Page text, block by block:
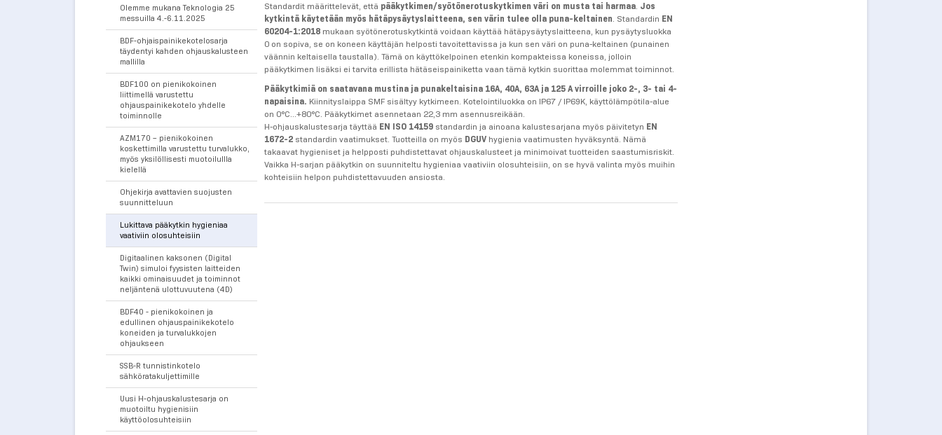
Olemme mukana Teknologia 25
messuilla 4.-6.11.2025
BDF-ohjaispainikekotelosarja
täydentyi kahden ohjauskalusteen
mallilla
BDF100 on pienikokoinen
liittimellä varustettu
ohjauspainikekotelo yhdelle
toiminnolle
AZM170 – pienikokoinen
koskettimilla varustettu turvalukko,
myös yksilöllisesti muotoilullla
kielellä
Ohjekirja avattavien suojusten
suunnitteluun
Lukittava pääkytkin hygieniaa
vaativiin olosuhteisiin
Digitaalinen kaksonen (Digital
Twin) simuloi fyysisten laitteiden
kaikki ominaisuudet ja toiminnot
neljäntenä ulottuvuutena (4D)
BDF40 - pienikokoinen ja
edullinen ohjauspainikekotelo
koneiden ja turvalukkojen
ohjaukseen
SSB-R tunnistinkotelo
sähköratakuljettimille
Uusi H-ohjauskalustesarja on
muotoiltu hygienisiin
käyttöolosuhteisiin
Standardit määrittelevät, että pääkytkimen/syötönerotuskytkimen väri on musta tai harmaa. Jos
kytkintä käytetään myös hätäpysäytyslaitteena, sen värin tulee olla puna-keltainen. Standardin EN
60204-1:2018 mukaan syötönerotuskytkintä voidaan käyttää hätäpysäytyslaitteena, kun pysäytysluokka
0 on sopiva, se on koneen käyttäjän helposti tavoitettavissa ja kun sen väri on puna-keltainen (punainen
väännin keltaisella taustalla). Tämä on käyttökelpoinen etenkin kompakteissa koneissa, jolloin
pääkytkimen lisäksi ei tarvita erillista hätäseispainiketta vaan tämä kytkin suorittaa molemmat toiminnot.
Pääkytkimiä on saatavana mustina ja punakeltaisina 16A, 40A, 63A ja 125 A virroille joko 2-, 3- tai 4-
napaisina. Kiinnityslaippa SMF sisältyy kytkimeen. Kotelointiluokka on IP67 / IP69K, käyttölämpötila-alue
on 0°C...+80°C. Pääkytkimet asennetaan 22,3 mm asennusreikään.
H-ohjauskalustesarja täyttää EN ISO 14159 standardin ja ainoana kalustesarjana myös päivitetyn EN
1672-2 standardin vaatimukset. Tuotteilla on myös DGUV hygienia vaatimusten hyväksyntä. Nämä
takaavat hygieniset ja helpposti puhdistettavat ohjauskalusteet ja minimoivat tuotteiden saastumisriskit.
Vaikka H-sarjan pääkytkin on suunniteltu hygieniaa vaativiin olosuhteisiin, on se hyvä valinta myös muihin
kohteisiin helpon puhdistettavuuden ansiosta.